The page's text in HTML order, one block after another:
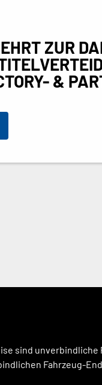
ZUR
&
sind
Fahrzeug-